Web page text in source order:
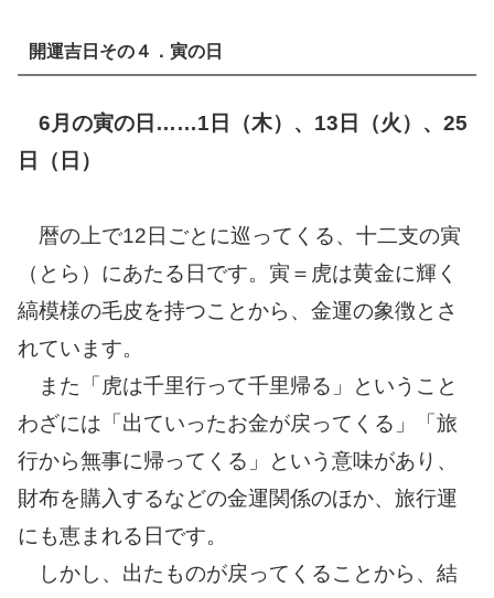
開運吉日その４．寅の日
6月の寅の日……1日（木）、13日（火）、25
日（日）
暦の上で12日ごとに巡ってくる、十二支の寅
（とら）にあたる日です。寅＝虎は黄金に輝く
縞模様の毛皮を持つことから、金運の象徴とさ
れています。
また「虎は千里行って千里帰る」ということ
わざには「出ていったお金が戻ってくる」「旅
行から無事に帰ってくる」という意味があり、
財布を購入するなどの金運関係のほか、旅行運
にも恵まれる日です。
しかし、出たものが戻ってくることから、結